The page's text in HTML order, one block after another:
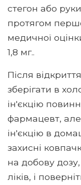
стегон або
протягом
медичної
1,8 мг..
Після
зберігати в
ін'єкцію
фармацевт,
ін'єкцію в
захисні
на добову
ліків, і